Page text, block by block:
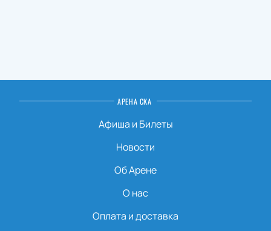
АРЕНА СКА
Афиша и Билеты
Новости
Об Арене
О нас
Оплата и доставка